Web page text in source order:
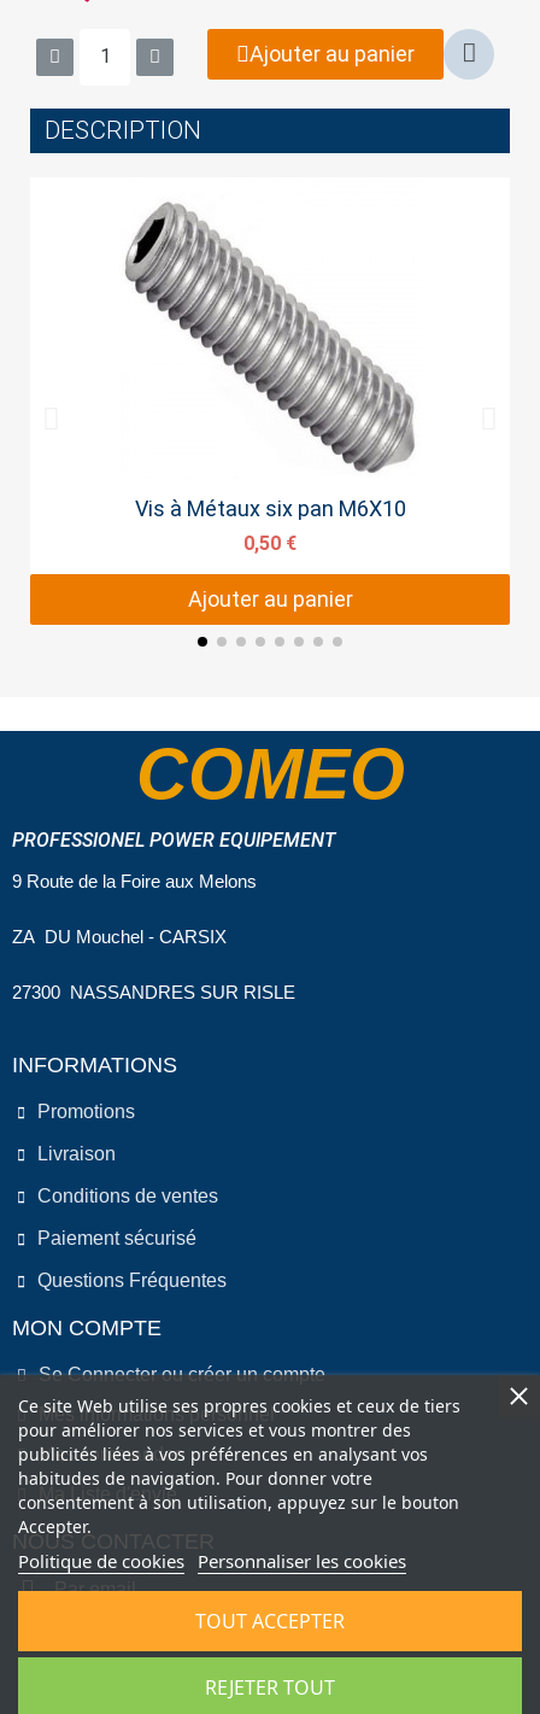
Ajouter au panier
DESCRIPTION
Aperçu rapide
Vis à Métaux six pan M6X10
0,50 €
Ajouter au panier
COMEO
PROFESSIONEL POWER EQUIPEMENT
9 Route de la Foire aux Melons
ZA DU Mouchel - CARSIX
27300 NASSANDRES SUR RISLE
INFORMATIONS
Promotions
Livraison
Conditions de ventes
Paiement sécurisé
Questions Fréquentes
MON COMPTE
Se Connecter ou créer un compte
Mes informations personnel
Mes commandes
Ma Liste d'envie
NOUS CONTACTER
Par email
Ce site Web utilise ses propres cookies et ceux de tiers
pour améliorer nos services et vous montrer des
publicités liées à vos préférences en analysant vos
habitudes de navigation. Pour donner votre
consentement à son utilisation, appuyez sur le bouton
Accepter.
Politique de cookies Personnaliser les cookies
REJETER TOUT
TOUT ACCEPTER
Copyright © 2022 by COMEO FRANCE SAS . All Right Reserved.
You need to be logged in to save products in your
wish list.